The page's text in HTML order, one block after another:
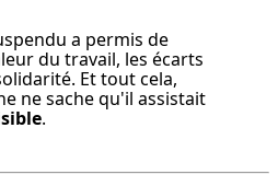
a permis de
du travail, les écarts
Et tout cela,
ne sache qu'il assistait
.